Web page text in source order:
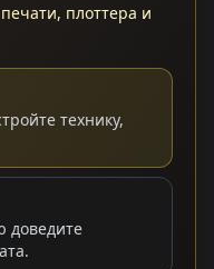
плоттера и
технику,
доведите